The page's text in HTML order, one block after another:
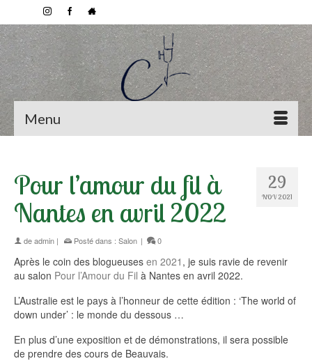
Menu
29
NOV 2021
Pour l’amour du fil à
Nantes en avril 2022
deadmin | Posté dans : Salon | 0
Après le coin des blogueuses en 2021 , je suis ravie de revenir
au salon Pour l’Amour du Fil à Nantes en avril 2022.
L’Australie est le pays à l’honneur de cette édition : ‘The world of
down under’ : le monde du dessous …
En plus d’une exposition et de démonstrations, il sera possible
de prendre des cours de Beauvais.